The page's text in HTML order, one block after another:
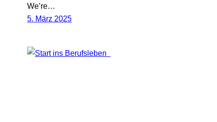
We’re…
5. März 2025